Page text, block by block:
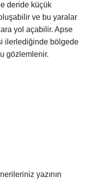
deride küçük
ve bu yaralar
yol açabilir. Apse
ilerlediğinde bölgede
gözlemlenir.
yazının